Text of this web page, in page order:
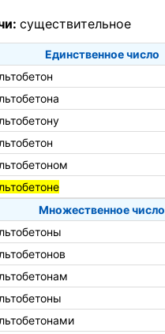
существительное
Единственное число
Множественное число